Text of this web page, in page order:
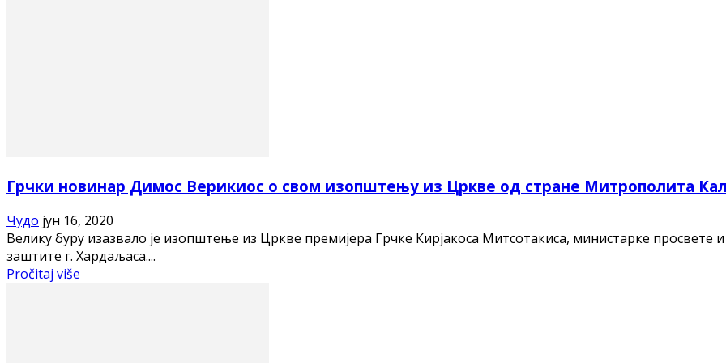
Грчки новинар Димос Верикиос о свом изопштењу из Цркве од стране Митрополита
Чудо јун 16, 2020
Велику буру изазвало је изопштење из Цркве премијера Грчке Кирјакоса Митсотакиса, министарке
заштите г. Хардаљаса....
Pročitaj više